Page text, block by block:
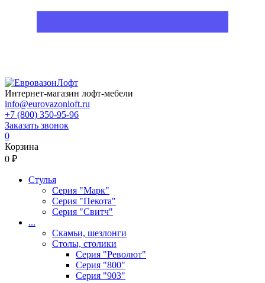
Интернет-магазин лофт-мебели
info@eurovazonloft.ru
+7 (800) 350-95-96
Заказать звонок
0
Корзина
0 ₽
Стулья
Серия "Марк"
Серия "Пекота"
Серия "Свитч"
...
Скамьи, шезлонги
Столы, столики
Серия "Револют"
Серия "800"
Серия "903"